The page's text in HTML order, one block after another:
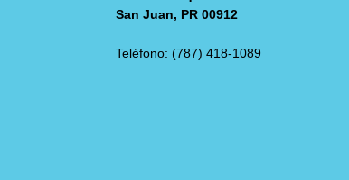
San Juan, PR 00912
Teléfono: (787) 418-1089